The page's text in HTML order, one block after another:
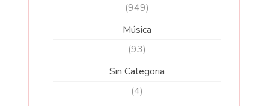
(949)
Música
(93)
Sin Categoria
(4)